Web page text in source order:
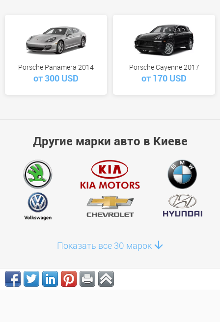
Porsche Panamera 2014
от 300 USD
Porsche Cayenne 2017
от 170 USD
Другие марки авто в Киеве
Показать все 30 марок